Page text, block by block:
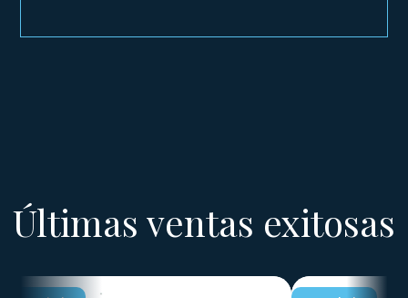
Últimas ventas exitosas